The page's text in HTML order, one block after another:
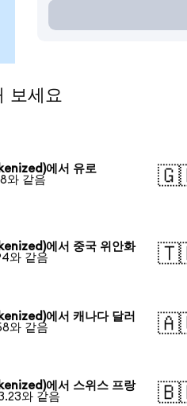
세요
에서 유로
와 같음
에서 중국 위안화
와 같음
에서 캐나다 달러
와 같음
에서 스위스 프랑
와 같음